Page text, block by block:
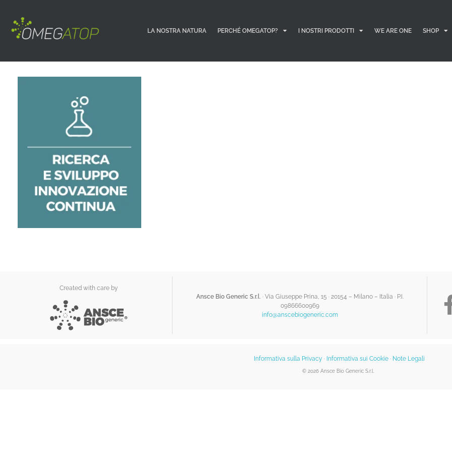
LA NOSTRA NATURA PERCHÉ OMEGATOP? I NOSTRI PRODOTTI WE ARE ONE SHOP
Created with care by
Ansce Bio Generic S.r.l. · Via Giuseppe Prina, 15 · 20154 – Milano – Italia · P.I.
09866600969
info@anscebiogeneric.com
Informativa sulla Privacy · Informativa sui Cookie· Note Legali
© 2026 Ansce Bio Generic S.r.l.